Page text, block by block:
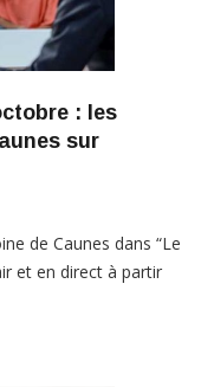
: les
sur
de Caunes dans “Le
et en direct à partir